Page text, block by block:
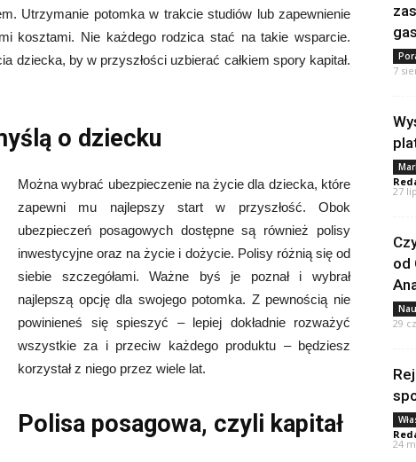
Utrzymanie potomka w trakcie studiów lub zapewnienie
kosztami. Nie każdego rodzica stać na takie wsparcie.
dziecka, by w przyszłości uzbierać całkiem spory kapitał.
o dziecku
Można wybrać ubezpieczenie na życie dla dziecka, które
zapewni mu najlepszy start w przyszłość. Obok
ubezpieczeń posagowych dostępne są również polisy
inwestycyjne oraz na życie i dożycie. Polisy różnią się od
siebie szczegółami. Ważne byś je poznał i wybrał
najlepszą opcję dla swojego potomka. Z pewnością nie
powinieneś się spieszyć – lepiej dokładnie rozważyć
wszystkie za i przeciw każdego produktu – będziesz
korzystał z niego przez wiele lat.
Polisa posagowa, czyli kapitał
7
27
od
29
24